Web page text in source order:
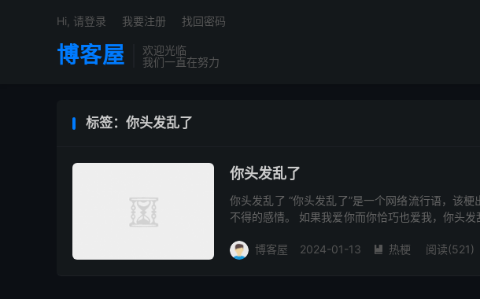
博客屋
欢迎光临
我们一直在努力
Hi, 请登录 我要注册 找回密码
标签：你头发乱了
你头发乱了
你头发乱了 “你头发乱了”是一个网络流行语，该
不得的感情。 如果我爱你而你恰巧也爱我，你头
博客屋 2024-01-13  热梗 阅读(521)